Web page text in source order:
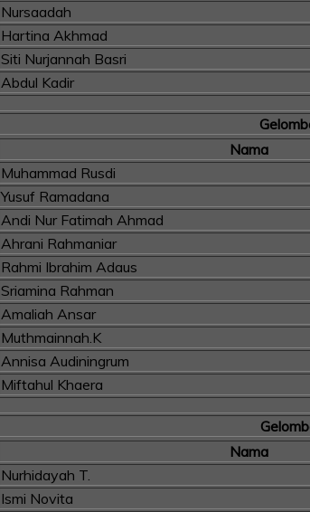
Nursaadah
Hartina Akhmad
Siti Nurjannah Basri
Abdul Kadir
Nama
Muhammad Rusdi
Yusuf Ramadana
Andi Nur Fatimah Ahmad
Ahrani Rahmaniar
Rahmi Ibrahim Adaus
Sriamina Rahman
Amaliah Ansar
Muthmainnah.K
Annisa Audiningrum
Miftahul Khaera
Nama
Nurhidayah T.
Ismi Novita